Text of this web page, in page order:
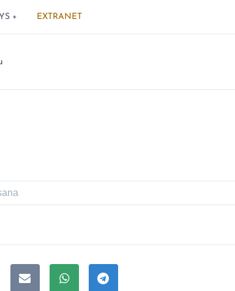
+ EXTRANET
Jaa sähköpostitse
Jaa WhatsAppissa
Jaa Telegramissa